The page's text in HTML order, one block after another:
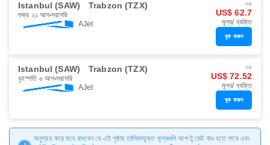
Istanbul (SAW) Trabzon (TZX)
শুক্র ২১ আগ সরাসরি
AJet
শুরু
US$ 62.7
মূল্য/ ব্যক্তি
বুক করুন
Istanbul (SAW) Trabzon (TZX)
বৃহস্পতি ৬ আগ সরাসরি
AJet
শুরু
US$ 72.52
মূল্য/ ব্যক্তি
বুক করুন
অনুগ্রহ করে মনে রাখবেন যে এই পৃষ্ঠায় তালিকাভুক্ত মূল্যগুলি আপ টু ডেট নাও হতে পারে এবং